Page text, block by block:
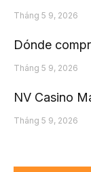
Tháng 5 9, 2026
Dónde
Tháng 5 9, 2026
NV Casino
Tháng 5 9, 2026